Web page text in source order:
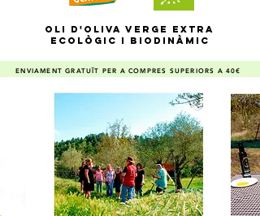
OLI D'OLIVA VERGE EXTRA
ECOLÒGIC I BIODINÀMIC
ENVIAMENT GRATUÏT PER A COMPRES SUPERIORS A 40€